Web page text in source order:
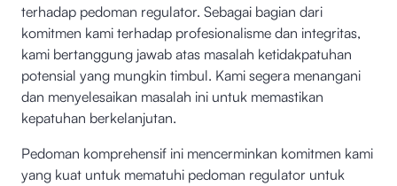
terhadap pedoman regulator. Sebagai bagian dari
komitmen kami terhadap profesionalisme dan integritas,
kami bertanggung jawab atas masalah ketidakpatuhan
potensial yang mungkin timbul. Kami segera menangani
dan menyelesaikan masalah ini untuk memastikan
kepatuhan berkelanjutan.
Pedoman komprehensif ini mencerminkan komitmen kami
yang kuat untuk mematuhi pedoman regulator untuk